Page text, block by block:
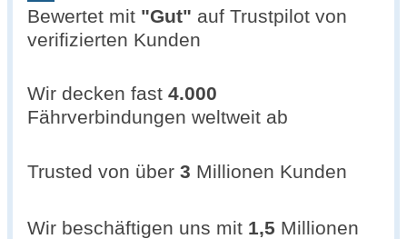
Bewertet mit "Gut" auf Trustpilot von
verifizierten Kunden
Wir decken fast 4.000
Fährverbindungen weltweit ab
Trusted von über 3 Millionen Kunden
Wir beschäftigen uns mit 1,5 Millionen